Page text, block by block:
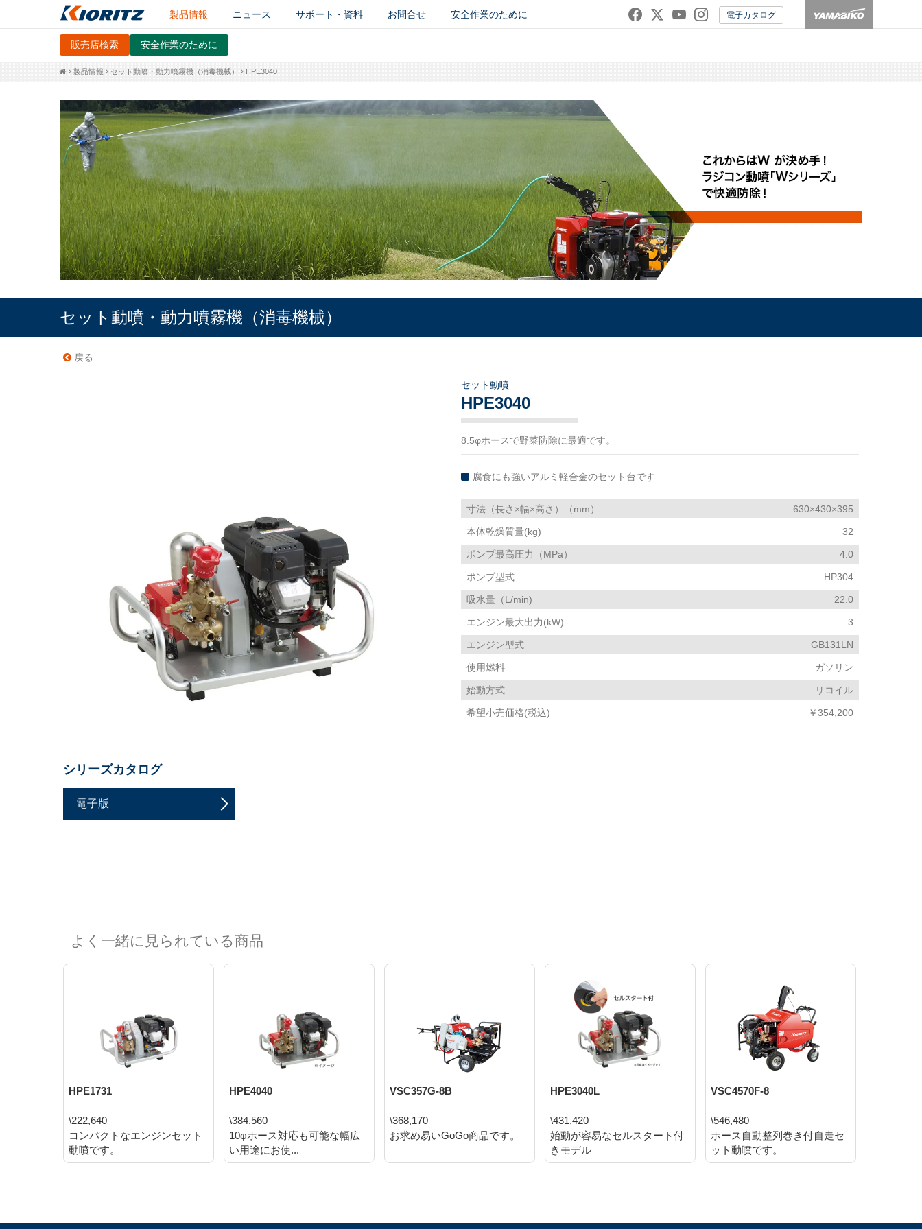
製品情報 ニュース サポート・資料 お問合せ 安全作業のために 電子カタログ
販売店検索 安全作業のために
製品情報 セット動噴・動力噴霧機（消毒機械） HPE3040
セット動噴・動力噴霧機（消毒機械）
戻る
シリーズカタログ
電子版
セット動噴
HPE3040
8.5φホースで野菜防除に最適です。
腐食にも強いアルミ軽合金のセット台です
寸法（長さ×幅×高さ）（mm） 630×430×395
本体乾燥質量(kg) 32
ポンプ最高圧力（MPa） 4.0
ポンプ型式 HP304
吸水量（L/min) 22.0
エンジン最大出力(kW) 3
エンジン型式 GB131LN
使用燃料 ガソリン
始動方式 リコイル
希望小売価格(税込) ￥354,200
よく一緒に見られている商品
HPE1731
\222,640
コンパクトなエンジンセット
動噴です。
HPE4040
\384,560
10φホース対応も可能な幅広
い用途にお使...
VSC357G-8B
\368,170
お求め易いGoGo商品です。
HPE3040L
\431,420
始動が容易なセルスタート付
きモデル
VSC4570F-8
\546,480
ホース自動整列巻き付自走セ
ット動噴です。